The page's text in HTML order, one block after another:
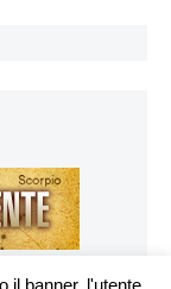
il banner, l'utente